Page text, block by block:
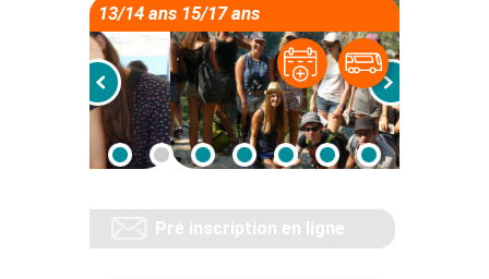
13/14 ans 15/17 ans
Pré inscription en ligne